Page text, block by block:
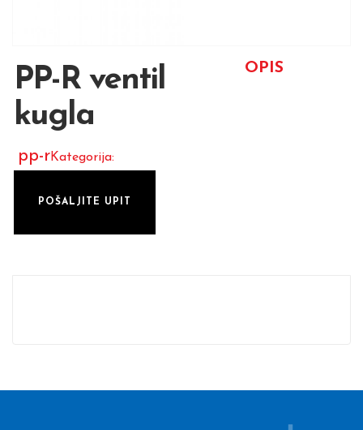
PP-R ventil
kugla
Kategorija:
pp-r
POŠALJITE UPIT
OPIS